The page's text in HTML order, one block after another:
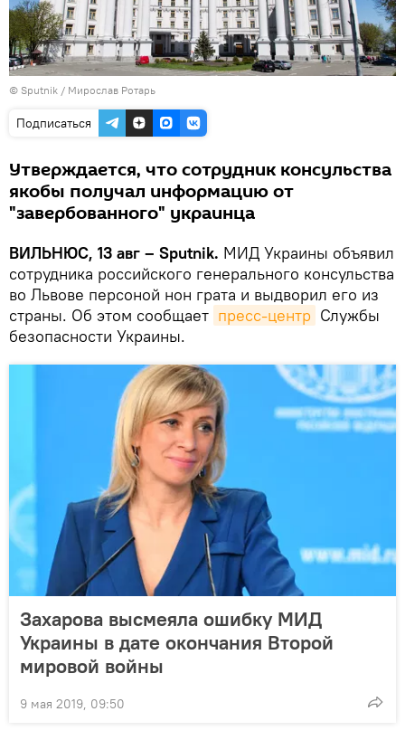
© Sputnik / Мирослав Ротарь
Подписаться
Утверждается, что сотрудник консульства
якобы получал информацию от
"завербованного" украинца
ВИЛЬНЮС, 13 авг – Sputnik. МИД Украины объявил
сотрудника российского генерального консульства
во Львове персоной нон грата и выдворил его из
страны. Об этом сообщает пресс-центр Службы
безопасности Украины.
Захарова высмеяла ошибку МИД
Украины в дате окончания Второй
мировой войны
9 мая 2019, 09:50